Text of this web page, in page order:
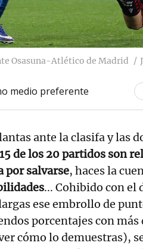
Osasuna-Atlético de Madrid
medio preferente
ante la clasifa y las
15 de los 20 partidos son
por salvarse, haces la
... Cohibido con el
ese embrollo de
porcentajes con
cómo lo demuestras),